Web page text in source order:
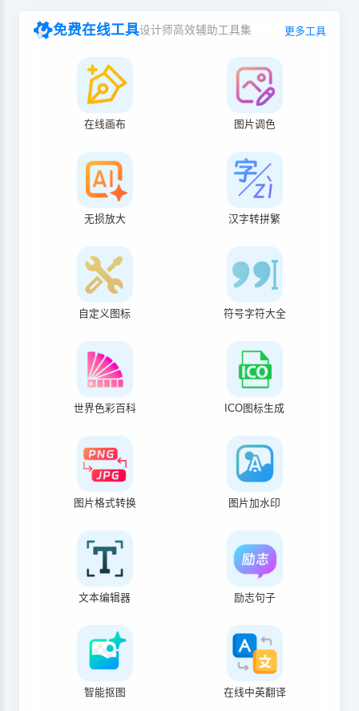
免费在线工具设计师高效辅助工具集 更多工具
在线画布 图片调色
无损放大 汉字转拼繁
自定义图标 符号字符大全
世界色彩百科 ICO图标生成
图片格式转换 图片加水印
文本编辑器 励志句子
智能抠图 在线中英翻译